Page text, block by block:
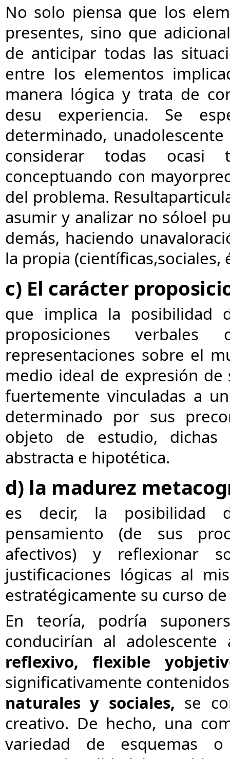
No solo piensa que los
presentes, sino que
de anticipar todas las
entre los elementos
manera lógica y trata de
desu experiencia. Se
determinado, un
considerar todas ocasi
conceptuando con mayor
del problema. Resulta
asumir y analizar no sóloel
demás, haciendo una
la propia (científicas,sociales,
c) El carácter
que implica la posibilidad
proposiciones
representaciones sobre el
medio ideal de expresión
fuertemente vinculadas a
determinado por sus
objeto de estudio, dichas
abstracta e hipotética.
d) la madurez
es decir, la posibilidad
pensamiento (de sus
afectivos) y reflexionar
justificaciones lógicas al
estratégicamente su curso
En teoría, podría
conducirían al
reflexivo, flexible y
significativamente
naturales y sociales, se
creativo. De hecho, una
variedad de esquemas